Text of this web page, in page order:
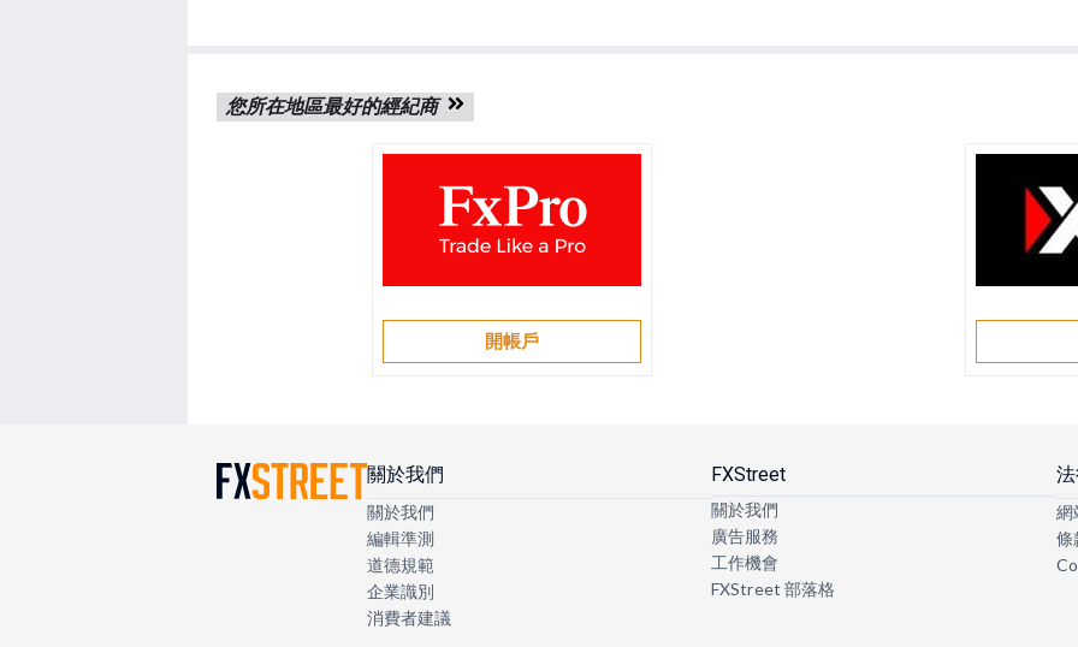
您所在地區最好的經紀商
開帳戶
關於我們
關於我們
編輯準測
道德規範
企業識別
消費者建議
FXStreet
關於我們
廣告服務
工作機會
FXStreet 部落格
網
條